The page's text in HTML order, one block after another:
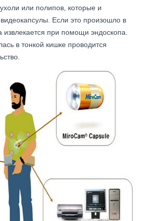
или полипов, которые и
Если это произошло в
извлекается при помощи эндоскопа.
в тонкой кишке проводится